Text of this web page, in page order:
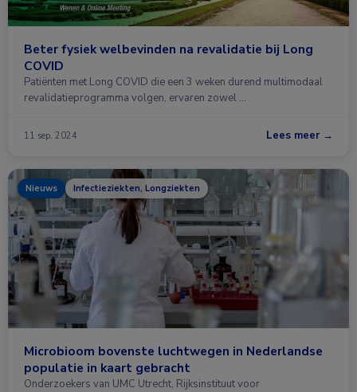
Beter fysiek welbevinden na revalidatie bij Long
COVID
Patiënten met Long COVID die een 3 weken durend multimodaal
revalidatieprogramma volgen, ervaren zowel …
11 sep. 2024 Lees meer →
Nieuws Infectieziekten, Longziekten
Microbioom bovenste luchtwegen in Nederlandse
populatie in kaart gebracht
Onderzoekers van UMC Utrecht, Rijksinstituut voor